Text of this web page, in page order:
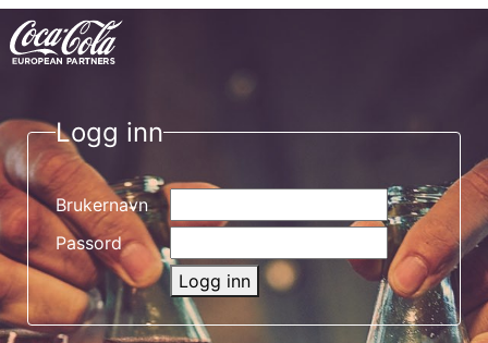
Logg inn
Brukernavn
Passord
Logg inn